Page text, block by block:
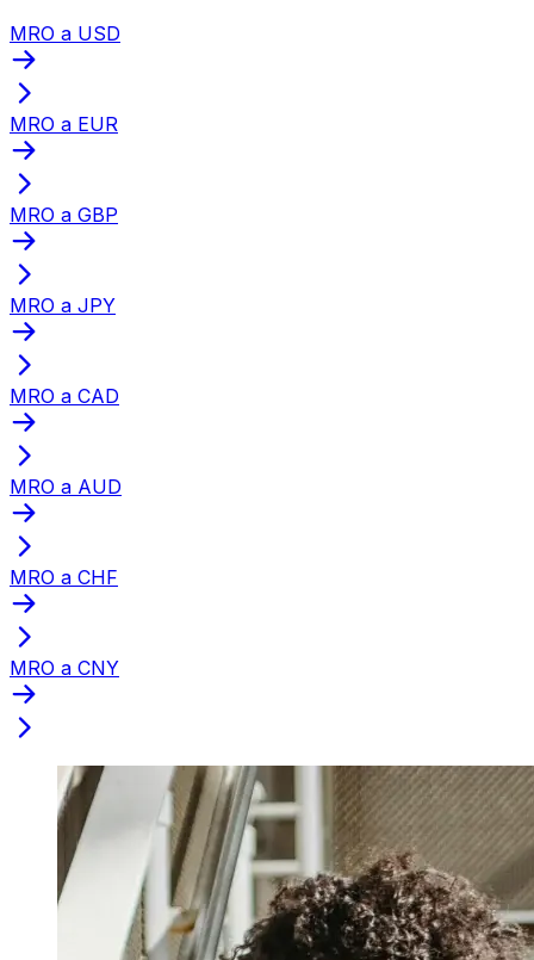
MRO a USD
MRO a EUR
MRO a GBP
MRO a JPY
MRO a CAD
MRO a AUD
MRO a CHF
MRO a CNY